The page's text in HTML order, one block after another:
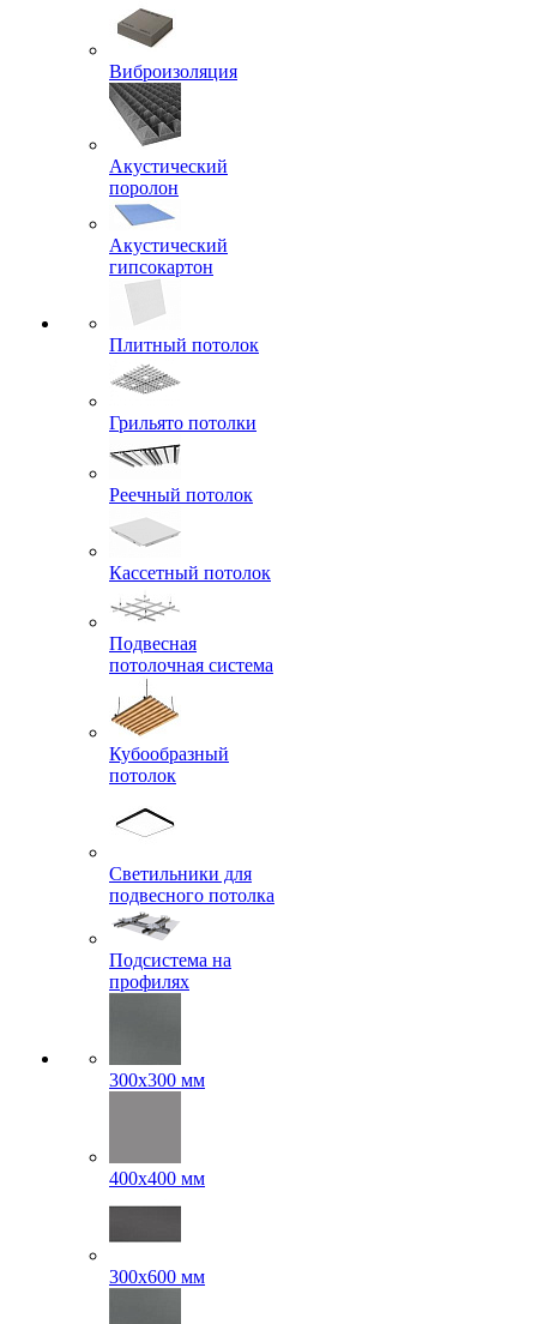
Виброизоляция
Акустический
поролон
Акустический
гипсокартон
Плитный потолок
Грильято потолки
Реечный потолок
Кассетный потолок
Подвесная
потолочная система
Кубообразный
потолок
Светильники для
подвесного потолка
Подсистема на
профилях
300x300 мм
400х400 мм
300x600 мм